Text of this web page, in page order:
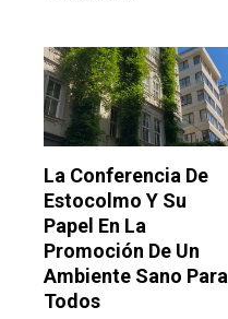
La Conferencia De
Estocolmo Y Su
Papel En La
Promoción De Un
Ambiente Sano Para
Todos